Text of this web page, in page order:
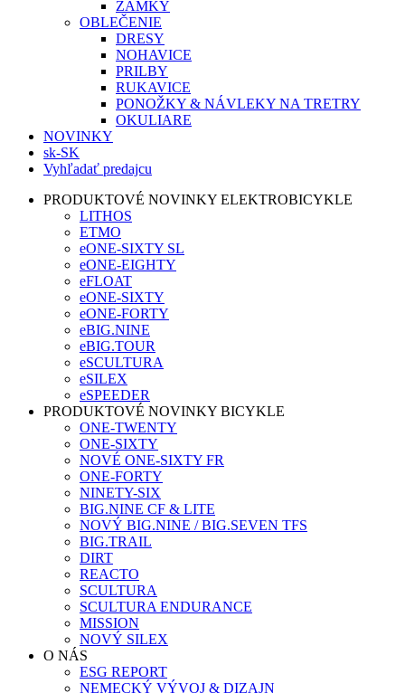
ZÁMKY
OBLEČENIE
DRESY
NOHAVICE
PRILBY
RUKAVICE
PONOŽKY & NÁVLEKY NA TRETRY
OKULIARE
NOVINKY
sk-SK
Vyhľadať predajcu
PRODUKTOVÉ NOVINKY ELEKTROBICYKLE
LITHOS
ETMO
eONE-SIXTY SL
eONE-EIGHTY
eFLOAT
eONE-SIXTY
eONE-FORTY
eBIG.NINE
eBIG.TOUR
eSCULTURA
eSILEX
eSPEEDER
PRODUKTOVÉ NOVINKY BICYKLE
ONE-TWENTY
ONE-SIXTY
NOVÉ ONE-SIXTY FR
ONE-FORTY
NINETY-SIX
BIG.NINE CF & LITE
NOVÝ BIG.NINE / BIG.SEVEN TFS
BIG.TRAIL
DIRT
REACTO
SCULTURA
SCULTURA ENDURANCE
MISSION
NOVÝ SILEX
O NÁS
ESG REPORT
NEMECKÝ VÝVOJ & DIZAJN